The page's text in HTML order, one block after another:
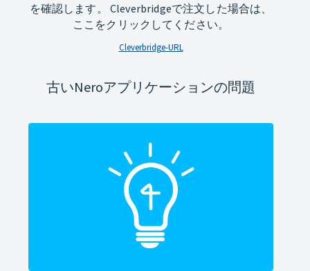
を確認します。 Cleverbridgeで注文した場合は、
ここをクリックしてください。
Cleverbridge-URL
古いNeroアプリケーションの問題